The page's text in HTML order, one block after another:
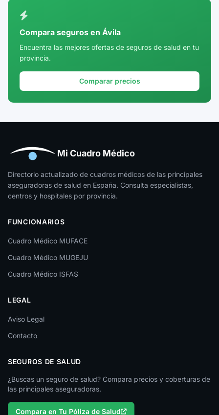
Córdoba
Cuenca
Girona
Huesca
Jaén
La Rioja
León
Lleida
Lugo
Málaga
Melilla
Murcia
Palencia
Pontevedra
Compara seguros en Ávila
Encuentra las mejores ofertas de seguros de salud en tu
provincia.
Comparar precios
Mi Cuadro Médico
Directorio actualizado de cuadros médicos de las principales
aseguradoras de salud en España. Consulta especialistas,
centros y hospitales por provincia.
FUNCIONARIOS
Cuadro Médico MUFACE
Cuadro Médico MUGEJU
Cuadro Médico ISFAS
LEGAL
Aviso Legal
Contacto
SEGUROS DE SALUD
¿Buscas un seguro de salud? Compara precios y coberturas de
las principales aseguradoras.
Compara en Tu Póliza de Salud